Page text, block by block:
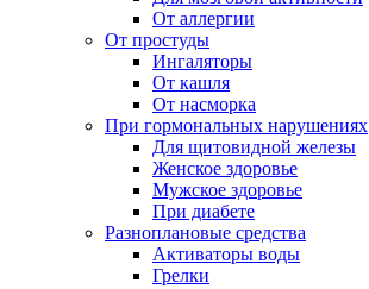
От аллергии
От простуды
Ингаляторы
От кашля
От насморка
При гормональных нарушениях
Для щитовидной железы
Женское здоровье
Мужское здоровье
При диабете
Разноплановые средства
Активаторы воды
Грелки